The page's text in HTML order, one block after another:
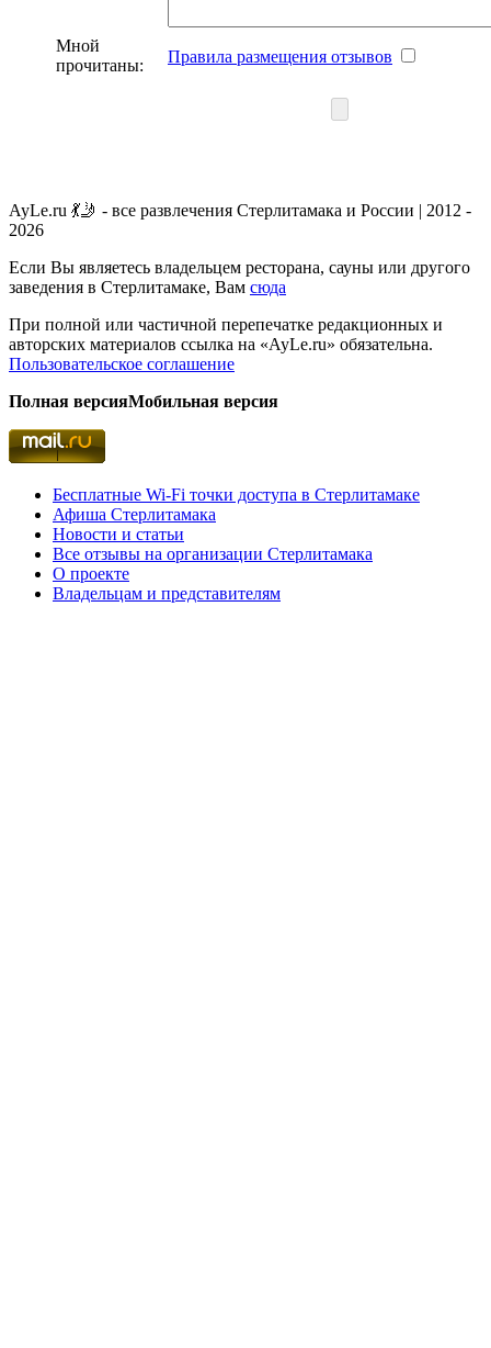
Мной
прочитаны:
Правила размещения отзывов
AyLe.ru 💃🤳 - все развлечения Стерлитамака и России | 2012 -
2026
Если Вы являетесь владельцем ресторана, сауны или другого
заведения в Стерлитамаке, Вам сюда
При полной или частичной перепечатке редакционных и
авторских материалов ссылка на «AyLe.ru» обязательна.
Пользовательское соглашение
Полная версияМобильная версия
Бесплатные Wi-Fi точки доступа в Стерлитамаке
Афиша Стерлитамака
Новости и статьи
Все отзывы на организации Стерлитамака
О проекте
Владельцам и представителям